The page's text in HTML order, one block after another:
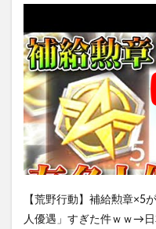
【荒野行動】補給勲章×5
人優遇」すぎた件ｗｗ→